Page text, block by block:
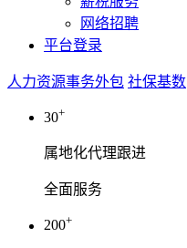
网络招聘
平台登录
人力资源事务外包 社保基数
30+
属地化代理跟进
全面服务
200+